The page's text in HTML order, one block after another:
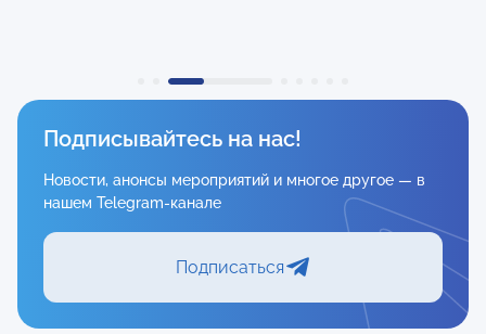
Подписывайтесь на нас!
Новости, анонсы мероприятий и многое другое — в
нашем Telegram-канале
Подписаться